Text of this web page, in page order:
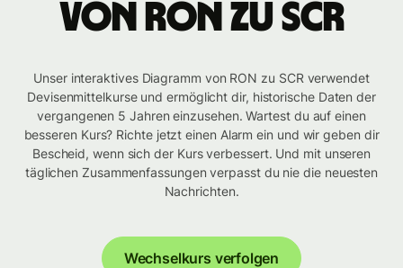
von RON zu SCR
Unser interaktives Diagramm von RON zu SCR verwendet
Devisenmittelkurse und ermöglicht dir, historische Daten der
vergangenen 5 Jahren einzusehen. Wartest du auf einen
besseren Kurs? Richte jetzt einen Alarm ein und wir geben dir
Bescheid, wenn sich der Kurs verbessert. Und mit unseren
täglichen Zusammenfassungen verpasst du nie die neuesten
Nachrichten.
Wechselkurs verfolgen